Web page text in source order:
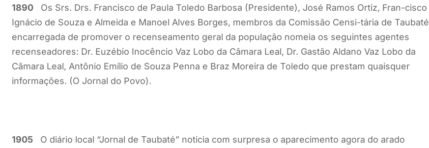
1890 Os Srs. Drs. Francisco de Paula Toledo Barbosa (Presidente), José Ramos Ortiz, Fran-cisco
Ignácio de Souza e Almeida e Manoel Alves Borges, membros da Comissão Censi-tária de Taubaté
encarregada de promover o recenseamento geral da população nomeia os seguintes agentes
recenseadores: Dr. Euzébio Inocêncio Vaz Lobo da Câmara Leal, Dr. Gastão Aldano Vaz Lobo da
Câmara Leal, Antônio Emílio de Souza Penna e Braz Moreira de Toledo que prestam quaisquer
informações. (O Jornal do Povo).
1905 O diário local “Jornal de Taubaté” noticia com surpresa o aparecimento agora do arado